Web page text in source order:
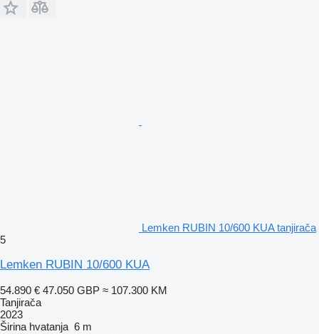
Lemken RUBIN 10/600 KUA tanjirača
5
Lemken RUBIN 10/600 KUA
54.890 € 47.050 GBP ≈ 107.300 KM
Tanjirača
2023
Širina hvatanja 6 m